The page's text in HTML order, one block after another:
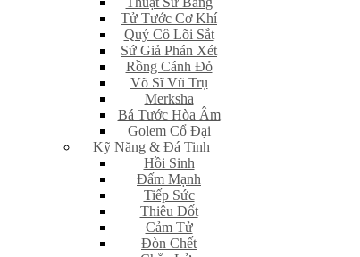
Tử Tước Cơ Khí
Quý Cô Lõi Sắt
Sứ Giả Phán Xét
Rồng Cánh Đỏ
Võ Sĩ Vũ Trụ
Merksha
Bá Tước Hòa Âm
Golem Cổ Đại
Kỹ Năng & Đá Tinh
Hồi Sinh
Đấm Mạnh
Tiếp Sức
Thiêu Đốt
Cảm Tử
Đòn Chết